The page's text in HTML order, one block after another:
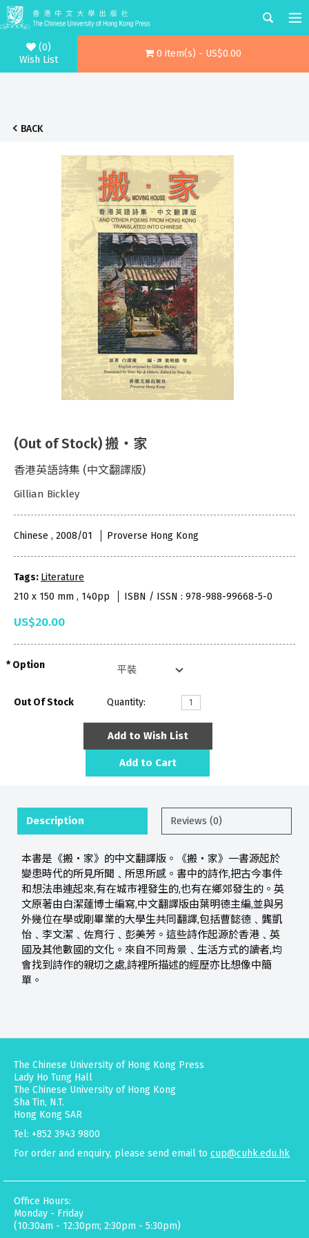
(0)
Wish List
0 item(s) - US$0.00
BACK
(Out of Stock) 搬‧家
香港英語詩集 (中文翻譯版)
Gillian Bickley
Chinese , 2008/01 Proverse Hong Kong
Tags: Literature
210 x 150 mm , 140pp
ISBN / ISSN : 978-988-99668-5-0
US$20.00
Option
Out Of Stock Quantity:
Add to Wish List
Add to Cart
Description Reviews (0)
本書是《搬‧家》的中文翻譯版。《搬‧家》一書源起於
變患時代的所見所聞﹑所思所感。書中的詩作,把古今事件
和想法串連起來,有在城市裡發生的,也有在鄉郊發生的。英
文原著由白潔蓮博士編寫,中文翻譯版由葉明德主編,並與另
外幾位在學或剛畢業的大學生共同翻譯,包括曹懿德﹑龔凱
怡﹑李文潔﹑佐育行﹑彭美芳。這些詩作起源於香港﹑英
國及其他數國的文化。來自不同背景﹑生活方式的讀者,均
會找到詩作的親切之處,詩裡所描述的經歷亦比想像中簡
單。
The Chinese University of Hong Kong Press
Lady Ho Tung Hall
The Chinese University of Hong Kong
Sha Tin, N.T.
Hong Kong SAR
Tel: +852 3943 9800
For order and enquiry, please send email to cup@cuhk.edu.hk
Office Hours:
Monday - Friday
(10:30am - 12:30pm; 2:30pm - 5:30pm)